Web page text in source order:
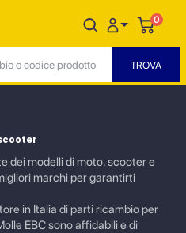
0
dei modelli di moto, scooter e
marchi per garantirti
in Italia di parti ricambio per
EBC sono affidabili e di